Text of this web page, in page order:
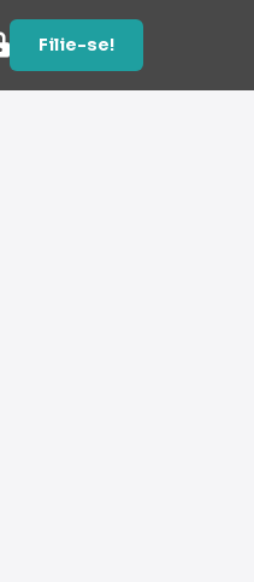
Filie-se!